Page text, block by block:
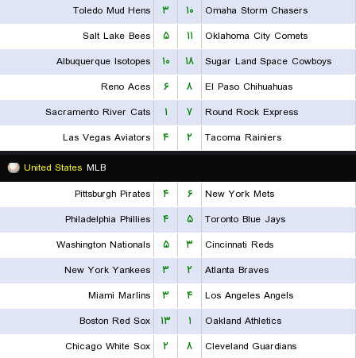
Toledo Mud Hens
۳ ۱۰
Omaha Storm Chasers
Salt Lake Bees
۵ ۱۱
Oklahoma City Comets
Albuquerque Isotopes
۱۰ ۱۸
Sugar Land Space Cowboys
Reno Aces
۶ ۸
El Paso Chihuahuas
Sacramento River Cats
۱ ۷
Round Rock Express
Las Vegas Aviators
۴ ۲
Tacoma Rainiers
United States MLB
Pittsburgh Pirates
۴ ۶
New York Mets
Philadelphia Phillies
۴ ۵
Toronto Blue Jays
Washington Nationals
۵ ۳
Cincinnati Reds
New York Yankees
۳ ۲
Atlanta Braves
Miami Marlins
۳ ۴
Los Angeles Angels
Boston Red Sox
۱۳ ۱
Oakland Athletics
Chicago White Sox
۲ ۸
Cleveland Guardians